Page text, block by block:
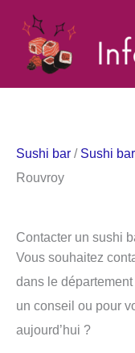
contenu
Sushi bar / Sushi
Rouvroy
Contacter un sushi
Vous souhaitez
dans le
un conseil ou pour
aujourd’hui ?